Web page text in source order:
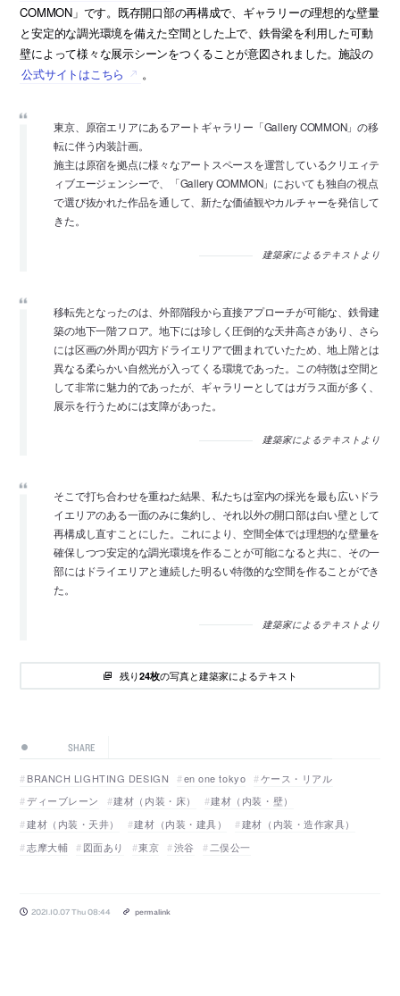
COMMON」です。既存開口部の再構成で、ギャラリーの理想的な壁量
と安定的な調光環境を備えた空間とした上で、鉄骨梁を利用した可動
壁によって様々な展示シーンをつくることが意図されました。施設の
公式サイトはこちら
。
東京、原宿エリアにあるアートギャラリー「Gallery COMMON」の移
転に伴う内装計画。
施主は原宿を拠点に様々なアートスペースを運営しているクリエィテ
ィブエージェンシーで、「Gallery COMMON」においても独自の視点
で選び抜かれた作品を通して、新たな価値観やカルチャーを発信して
きた。
建築家によるテキストより
移転先となったのは、外部階段から直接アプローチが可能な、鉄骨建
築の地下一階フロア。地下には珍しく圧倒的な天井高さがあり、さら
には区画の外周が四方ドライエリアで囲まれていたため、地上階とは
異なる柔らかい自然光が入ってくる環境であった。この特徴は空間と
して非常に魅力的であったが、ギャラリーとしてはガラス面が多く、
展示を行うためには支障があった。
建築家によるテキストより
そこで打ち合わせを重ねた結果、私たちは室内の採光を最も広いドラ
イエリアのある一面のみに集約し、それ以外の開口部は白い壁として
再構成し直すことにした。これにより、空間全体では理想的な壁量を
確保しつつ安定的な調光環境を作ることが可能になると共に、その一
部にはドライエリアと連続した明るい特徴的な空間を作ることができ
た。
建築家によるテキストより
残り24枚の写真と建築家によるテキスト
SHARE
BRANCH LIGHTING DESIGN en one tokyo
ケース・リアル
ディーブレーン
建材（内装・床）
建材（内装・壁）
建材（内装・天井）
建材（内装・建具）
建材（内装・造作家具）
志摩大輔
図面あり 東京 渋谷 二俣公一
2021.10.07 Thu 08:44 permalink